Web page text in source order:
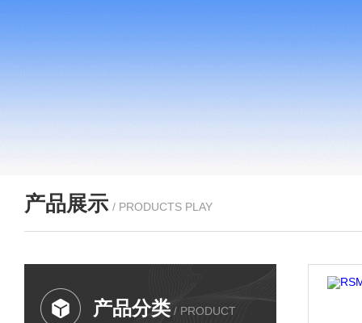
产品展示 / PRODUCTS PLAY
产品分类 / PRODUCT